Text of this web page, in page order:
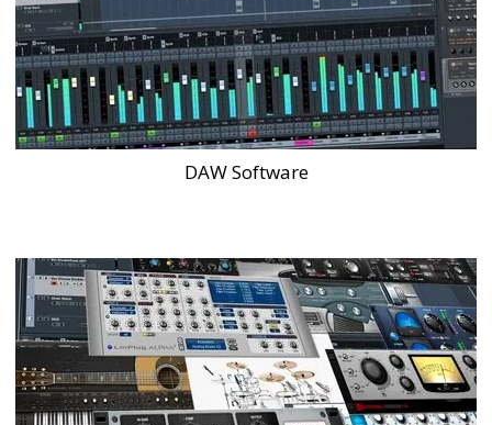
DAW Software